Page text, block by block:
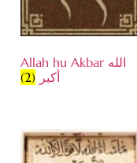
Allah hu Akbar الله
أكبر (2)